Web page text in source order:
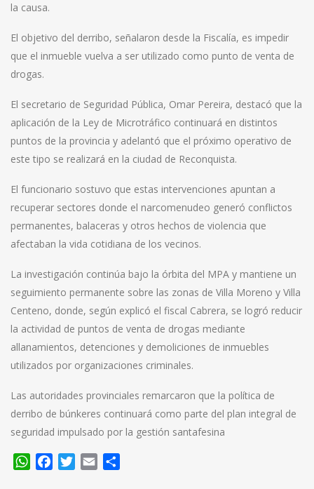
la causa.
El objetivo del derribo, señalaron desde la Fiscalía, es impedir
que el inmueble vuelva a ser utilizado como punto de venta de
drogas.
El secretario de Seguridad Pública, Omar Pereira, destacó que la
aplicación de la Ley de Microtráfico continuará en distintos
puntos de la provincia y adelantó que el próximo operativo de
este tipo se realizará en la ciudad de Reconquista.
El funcionario sostuvo que estas intervenciones apuntan a
recuperar sectores donde el narcomenudeo generó conflictos
permanentes, balaceras y otros hechos de violencia que
afectaban la vida cotidiana de los vecinos.
La investigación continúa bajo la órbita del MPA y mantiene un
seguimiento permanente sobre las zonas de Villa Moreno y Villa
Centeno, donde, según explicó el fiscal Cabrera, se logró reducir
la actividad de puntos de venta de drogas mediante
allanamientos, detenciones y demoliciones de inmuebles
utilizados por organizaciones criminales.
Las autoridades provinciales remarcaron que la política de
derribo de búnkeres continuará como parte del plan integral de
seguridad impulsado por la gestión santafesina
WhatsApp
FacebookTwitter
Email